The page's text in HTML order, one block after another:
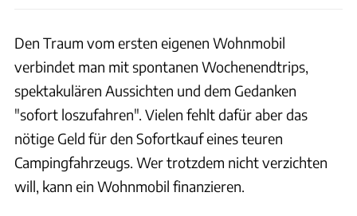
Den Traum vom ersten eigenen Wohnmobil
verbindet man mit spontanen Wochenendtrips,
spektakulären Aussichten und dem Gedanken
"sofort loszufahren". Vielen fehlt dafür aber das
nötige Geld für den Sofortkauf eines teuren
Campingfahrzeugs. Wer trotzdem nicht verzichten
will, kann ein Wohnmobil finanzieren.